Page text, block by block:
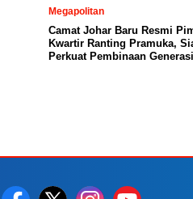
Megapolitan
Camat Johar Baru Resmi
Kwartir Ranting Pramuka,
Perkuat Pembinaan